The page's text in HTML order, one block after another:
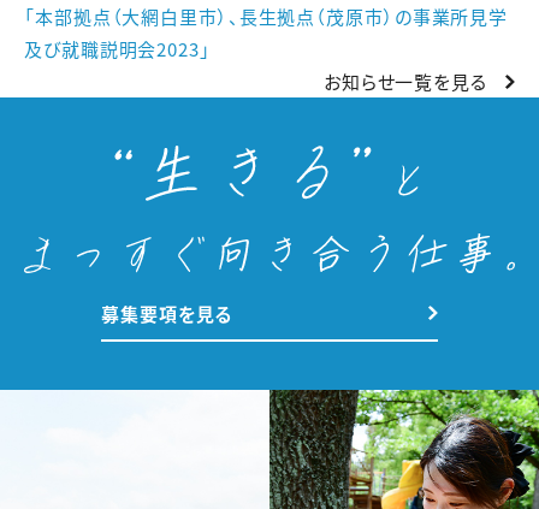
「本部拠点（大網白里市）、長生拠点（茂原市）の事業所見学
及び就職説明会2023」
お知らせ一覧を見る
募集要項を見る